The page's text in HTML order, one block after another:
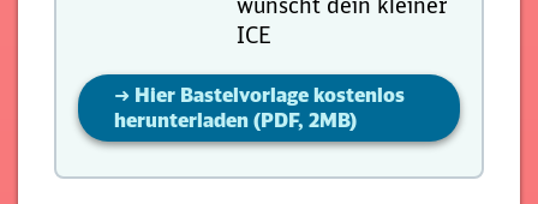
wünscht dein kleiner
ICE
➜ Hier Bastelvorlage kostenlos
herunterladen (PDF, 2MB)